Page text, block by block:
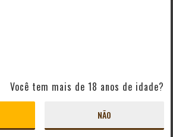
Você tem mais de 18 anos de idade?
NÃO